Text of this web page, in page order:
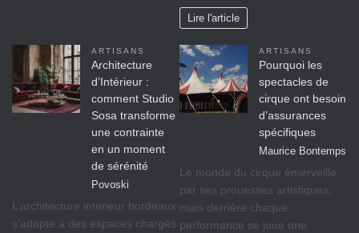
Lire l'article
ARTISANS
Architecture
d’Intérieur :
comment Studio
Sosa transforme
une contrainte
en un moment
de sérénité
Povoski
L’architecture interieur bordeaux
s’adapte à des espaces chargés
ARTISANS
Pourquoi les
spectacles de
cirque ont besoin
d’assurances
spécifiques
Maurice Bontemps
Le monde du cirque émerveille
par ses prouesses artistiques,
mais derrière chaque
performance se joue une